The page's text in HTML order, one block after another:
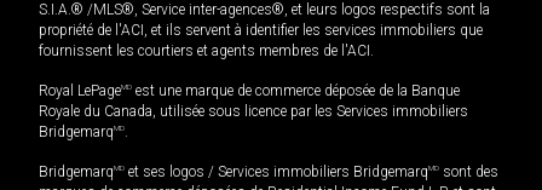
S.I.A.® /MLS®, Service inter-agences®, et leurs logos respectifs sont la
propriété de l'ACI, et ils servent à identifier les services immobiliers que
fournissent les courtiers et agents membres de l'ACI.
Royal LePageMD est une marque de commerce déposée de la Banque
Royale du Canada, utilisée sous licence par les Services immobiliers
BridgemarqMD.
BridgemarqMD et ses logos / Services immobiliers BridgemarqMD sont des